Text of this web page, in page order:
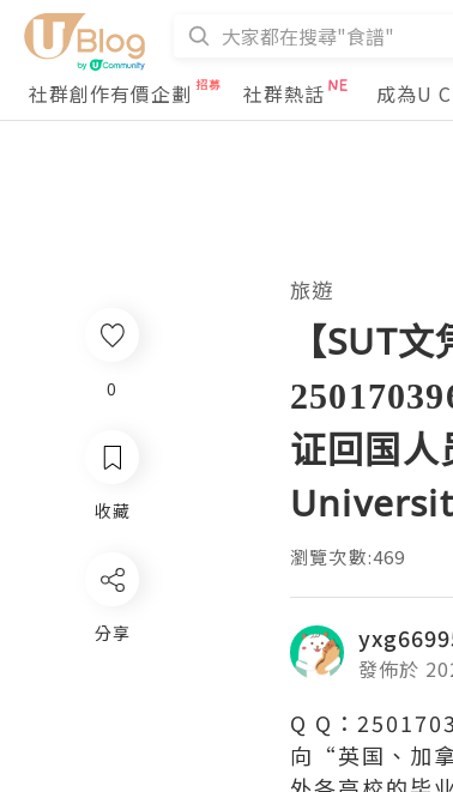
社群創作有價企劃
社群熱話 成為U
旅遊
【SUT
证回国
瀏覽次數:469
發佈於
Q Q：
向“英国、加
0
收藏
分享